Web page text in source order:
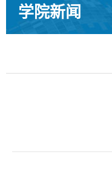
学院新闻